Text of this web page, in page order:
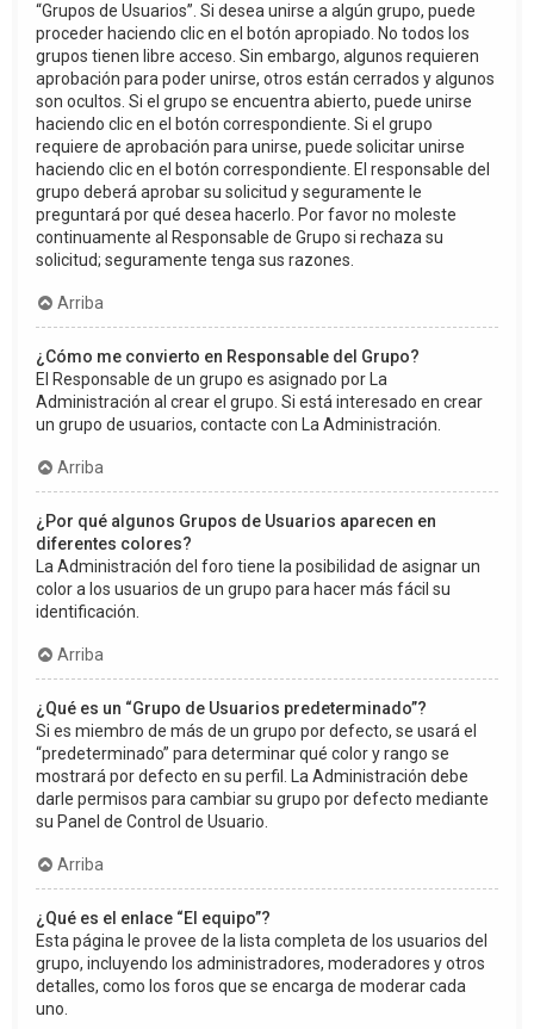
“Grupos de Usuarios”. Si desea unirse a algún grupo, puede
proceder haciendo clic en el botón apropiado. No todos los
grupos tienen libre acceso. Sin embargo, algunos requieren
aprobación para poder unirse, otros están cerrados y algunos
son ocultos. Si el grupo se encuentra abierto, puede unirse
haciendo clic en el botón correspondiente. Si el grupo
requiere de aprobación para unirse, puede solicitar unirse
haciendo clic en el botón correspondiente. El responsable del
grupo deberá aprobar su solicitud y seguramente le
preguntará por qué desea hacerlo. Por favor no moleste
continuamente al Responsable de Grupo si rechaza su
solicitud; seguramente tenga sus razones.
Arriba
¿Cómo me convierto en Responsable del Grupo?
El Responsable de un grupo es asignado por La
Administración al crear el grupo. Si está interesado en crear
un grupo de usuarios, contacte con La Administración.
Arriba
¿Por qué algunos Grupos de Usuarios aparecen en
diferentes colores?
La Administración del foro tiene la posibilidad de asignar un
color a los usuarios de un grupo para hacer más fácil su
identificación.
Arriba
¿Qué es un “Grupo de Usuarios predeterminado”?
Si es miembro de más de un grupo por defecto, se usará el
“predeterminado” para determinar qué color y rango se
mostrará por defecto en su perfil. La Administración debe
darle permisos para cambiar su grupo por defecto mediante
su Panel de Control de Usuario.
Arriba
¿Qué es el enlace “El equipo”?
Esta página le provee de la lista completa de los usuarios del
grupo, incluyendo los administradores, moderadores y otros
detalles, como los foros que se encarga de moderar cada
uno.